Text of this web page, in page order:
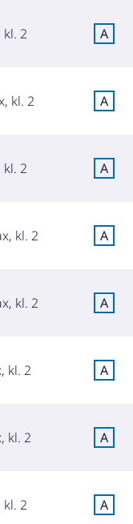
2 A
kl. 2 A
2 A
kl. 2 A
kl. 2 A
kl. 2 A
kl. 2 A
2 A